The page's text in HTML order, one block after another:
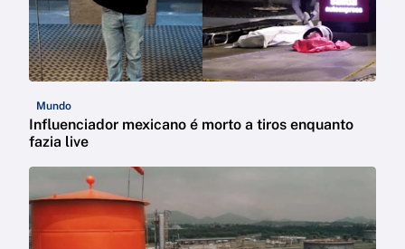
Mundo
Influenciador mexicano é morto a tiros enquanto
fazia live